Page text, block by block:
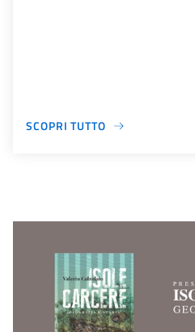
SCOPRI TUTTO